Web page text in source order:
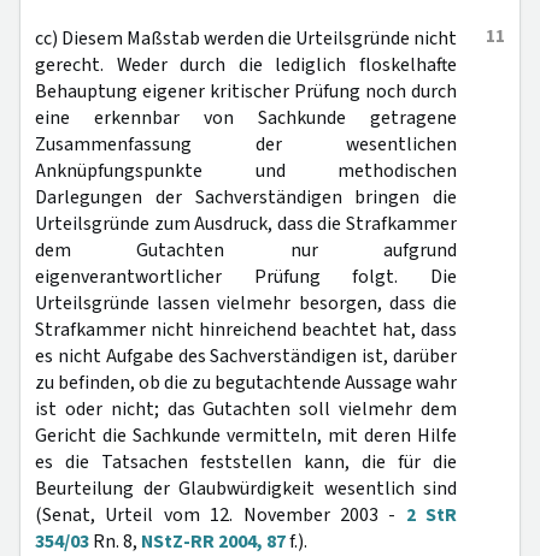
11
cc) Diesem Maßstab werden die Urteilsgründe nicht
gerecht. Weder durch die lediglich floskelhafte
Behauptung eigener kritischer Prüfung noch durch
eine erkennbar von Sachkunde getragene
Zusammenfassung der wesentlichen
Anknüpfungspunkte und methodischen
Darlegungen der Sachverständigen bringen die
Urteilsgründe zum Ausdruck, dass die Strafkammer
dem Gutachten nur aufgrund
eigenverantwortlicher Prüfung folgt. Die
Urteilsgründe lassen vielmehr besorgen, dass die
Strafkammer nicht hinreichend beachtet hat, dass
es nicht Aufgabe des Sachverständigen ist, darüber
zu befinden, ob die zu begutachtende Aussage wahr
ist oder nicht; das Gutachten soll vielmehr dem
Gericht die Sachkunde vermitteln, mit deren Hilfe
es die Tatsachen feststellen kann, die für die
Beurteilung der Glaubwürdigkeit wesentlich sind
(Senat, Urteil vom 12. November 2003 - 2 StR
354/03Rn. 8, NStZ-RR 2004, 87f.).